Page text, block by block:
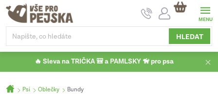
Přejít
obsah
HLEDAT
NÁKUPNÍ
KOŠÍK
🔥 Sleva na TRIČKA 🎒 a PAMLSKY 🦮 pro psa
Domů
Psi Oblečky Bundy